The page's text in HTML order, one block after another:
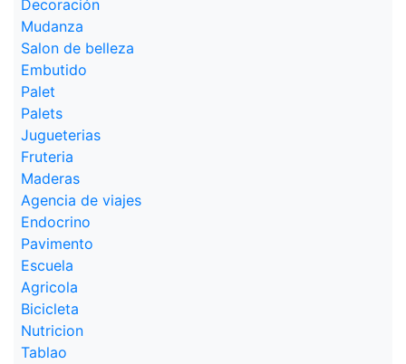
Decoración
Mudanza
Salon de belleza
Embutido
Palet
Palets
Jugueterias
Fruteria
Maderas
Agencia de viajes
Endocrino
Pavimento
Escuela
Agricola
Bicicleta
Nutricion
Tablao